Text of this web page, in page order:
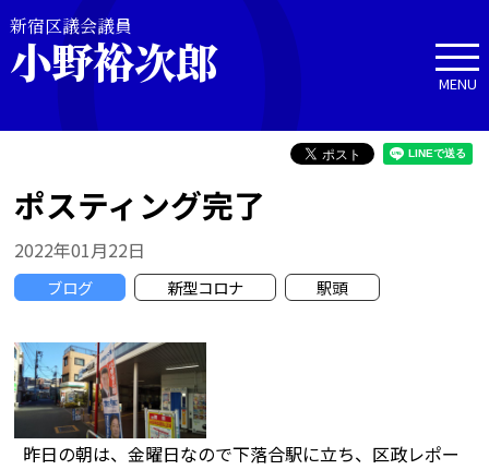
新宿区議会議員
小野裕次郎 MENU
ポスティング完了
2022年01月22日
ブログ 新型コロナ 駅頭
昨日の朝は、金曜日なので下落合駅に立ち、区政レポー